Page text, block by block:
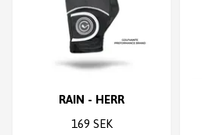
RAIN - HERR
169 SEK